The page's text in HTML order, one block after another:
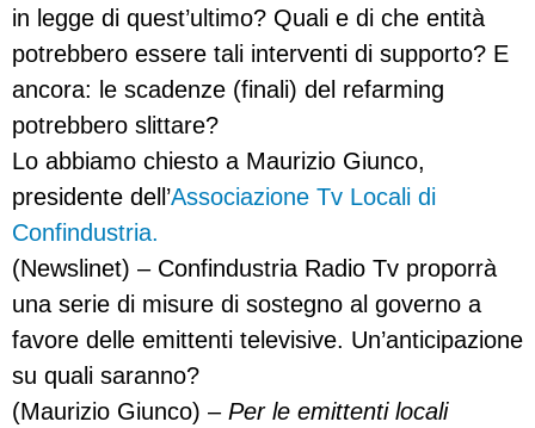
in legge di quest’ultimo? Quali e di che entità
potrebbero essere tali interventi di supporto? E
ancora: le scadenze (finali) del refarming
potrebbero slittare?
Lo abbiamo chiesto a Maurizio Giunco,
presidente dell’Associazione Tv Locali di
Confindustria.
(Newslinet) – Confindustria Radio Tv proporrà
una serie di misure di sostegno al governo a
favore delle emittenti televisive. Un’anticipazione
su quali saranno?
(Maurizio Giunco) – Per le emittenti locali